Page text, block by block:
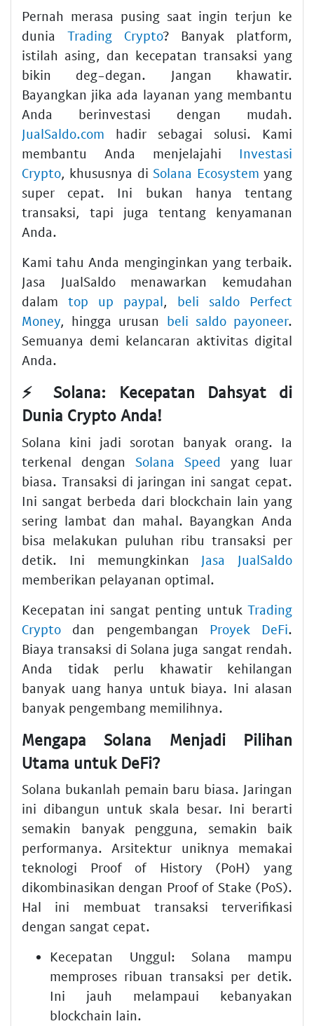
Pernah merasa pusing saat ingin terjun ke
dunia Trading Crypto? Banyak platform,
istilah asing, dan kecepatan transaksi yang
bikin deg-degan. Jangan khawatir.
Bayangkan jika ada layanan yang membantu
Anda berinvestasi dengan mudah.
JualSaldo.com hadir sebagai solusi. Kami
membantu Anda menjelajahi Investasi
Crypto, khususnya diSolana Ecosystem yang
super cepat. Ini bukan hanya tentang
transaksi, tapi juga tentang kenyamanan
Anda.
Kami tahu Anda menginginkan yang terbaik.
Jasa JualSaldo menawarkan kemudahan
dalam top up paypal, beli saldo Perfect
Money, hingga urusan beli saldo payoneer.
Semuanya demi kelancaran aktivitas digital
Anda.
⚡️ Solana: Kecepatan Dahsyat di
Dunia Crypto Anda!
Solana kini jadi sorotan banyak orang. Ia
terkenal dengan Solana Speed yang luar
biasa. Transaksi di jaringan ini sangat cepat.
Ini sangat berbeda dari blockchain lain yang
sering lambat dan mahal. Bayangkan Anda
bisa melakukan puluhan ribu transaksi per
detik. Ini memungkinkan Jasa JualSaldo
memberikan pelayanan optimal.
Kecepatan ini sangat penting untuk Trading
Crypto dan pengembangan Proyek DeFi.
Biaya transaksi di Solana juga sangat rendah.
Anda tidak perlu khawatir kehilangan
banyak uang hanya untuk biaya. Ini alasan
banyak pengembang memilihnya.
Mengapa Solana Menjadi Pilihan
Utama untuk DeFi?
Solana bukanlah pemain baru biasa. Jaringan
ini dibangun untuk skala besar. Ini berarti
semakin banyak pengguna, semakin baik
performanya. Arsitektur uniknya memakai
teknologi Proof of History (PoH) yang
dikombinasikan dengan Proof of Stake (PoS).
Hal ini membuat transaksi terverifikasi
dengan sangat cepat.
Kecepatan Unggul: Solana mampu
memproses ribuan transaksi per detik.
Ini jauh melampaui kebanyakan
blockchain lain.